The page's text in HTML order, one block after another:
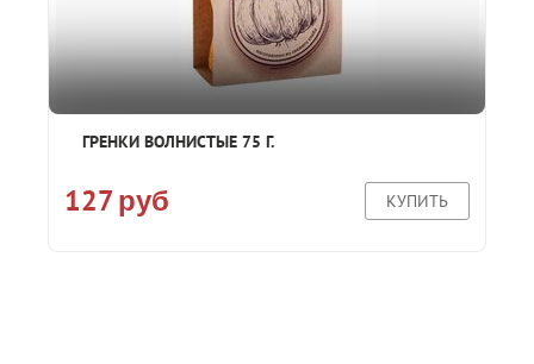
ГРЕНКИ ВОЛНИСТЫЕ 75 Г.
127 руб КУПИТЬ